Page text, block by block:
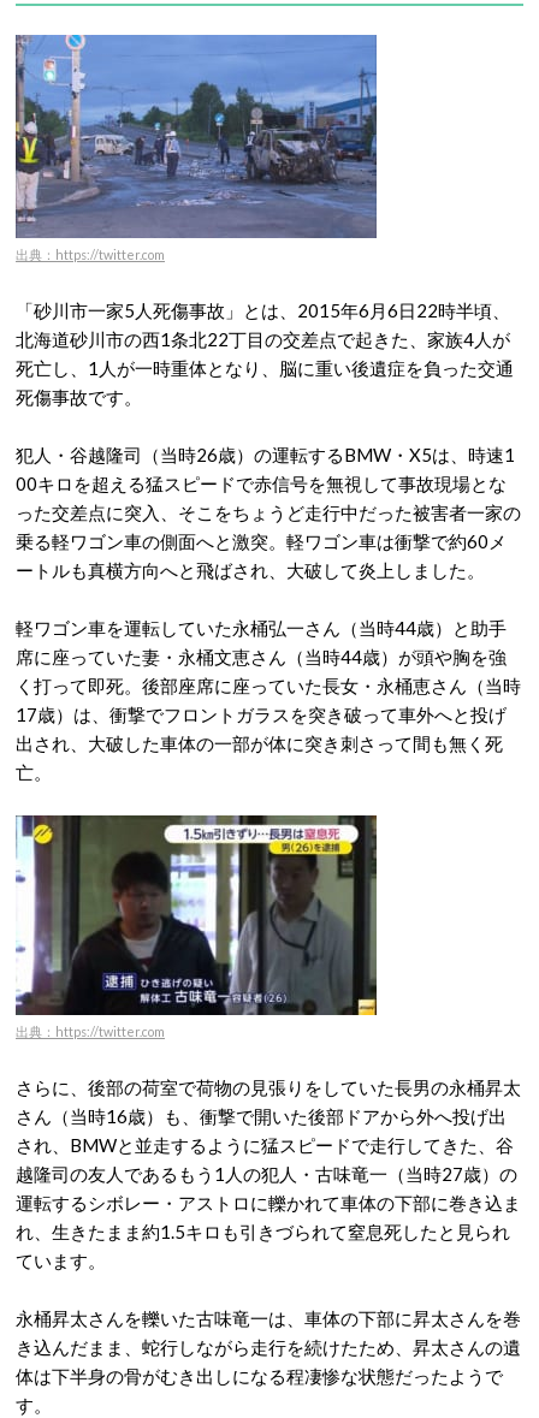
出典：https://twitter.com
「砂川市一家5人死傷事故」とは、2015年6月6日22時半頃、
北海道砂川市の西1条北22丁目の交差点で起きた、家族4人が
死亡し、1人が一時重体となり、脳に重い後遺症を負った交通
死傷事故です。
犯人・谷越隆司（当時26歳）の運転するBMW・X5は、時速1
00キロを超える猛スピードで赤信号を無視して事故現場とな
った交差点に突入、そこをちょうど走行中だった被害者一家の
乗る軽ワゴン車の側面へと激突。軽ワゴン車は衝撃で約60メ
ートルも真横方向へと飛ばされ、大破して炎上しました。
軽ワゴン車を運転していた永桶弘一さん（当時44歳）と助手
席に座っていた妻・永桶文恵さん（当時44歳）が頭や胸を強
く打って即死。後部座席に座っていた長女・永桶恵さん（当時
17歳）は、衝撃でフロントガラスを突き破って車外へと投げ
出され、大破した車体の一部が体に突き刺さって間も無く死
亡。
出典：https://twitter.com
さらに、後部の荷室で荷物の見張りをしていた長男の永桶昇太
さん（当時16歳）も、衝撃で開いた後部ドアから外へ投げ出
され、BMWと並走するように猛スピードで走行してきた、谷
越隆司の友人であるもう1人の犯人・古味竜一（当時27歳）の
運転するシボレー・アストロに轢かれて車体の下部に巻き込ま
れ、生きたまま約1.5キロも引きづられて窒息死したと見られ
ています。
永桶昇太さんを轢いた古味竜一は、車体の下部に昇太さんを巻
き込んだまま、蛇行しながら走行を続けたため、昇太さんの遺
体は下半身の骨がむき出しになる程凄惨な状態だったようで
す。